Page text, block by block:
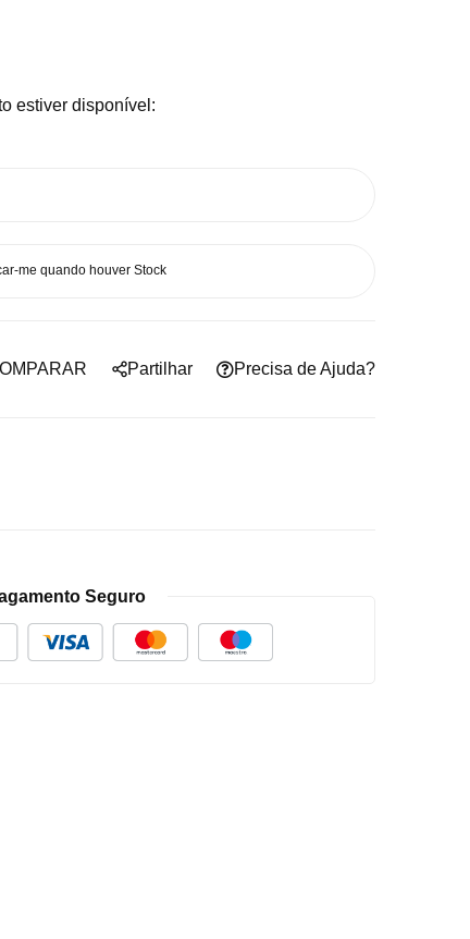
estiver disponível:
me quando houver Stock
Precisa de Ajuda?
Partilhar
Seguro